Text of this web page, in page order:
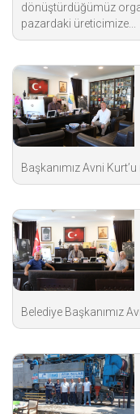
dönüştürdüğümüz
pazardaki üreticimize...
Başkanımız Avni
Belediye Başkanımız